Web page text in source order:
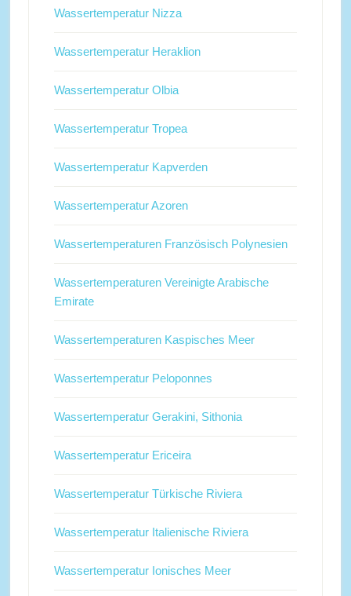
Wassertemperatur Nizza
Wassertemperatur Heraklion
Wassertemperatur Olbia
Wassertemperatur Tropea
Wassertemperatur Kapverden
Wassertemperatur Azoren
Wassertemperaturen Französisch Polynesien
Wassertemperaturen Vereinigte Arabische
Emirate
Wassertemperaturen Kaspisches Meer
Wassertemperatur Peloponnes
Wassertemperatur Gerakini, Sithonia
Wassertemperatur Ericeira
Wassertemperatur Türkische Riviera
Wassertemperatur Italienische Riviera
Wassertemperatur Ionisches Meer